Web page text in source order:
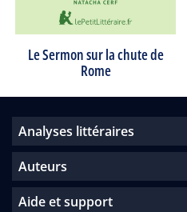
Le Sermon sur la chute de
Rome
Analyses littéraires
Auteurs
Aide et support